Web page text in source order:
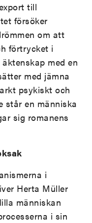
till
försöker
om att
förtrycket i
med en
med jämna
psykiskt och
står en människa
sig romanens
i
Herta Müller
människan
i sin